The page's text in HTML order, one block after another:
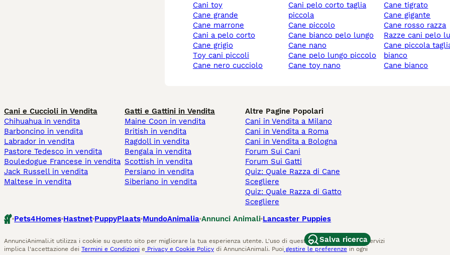
cani toy
cane grande
cane marrone
cani a pelo corto
cane grigio
toy cani piccoli
cane nero cucciolo
cani pelo corto taglia
piccola
cane piccolo
cane bianco pelo lungo
cane nano
cane pelo lungo piccolo
cane toy nano
cane tigrato
cane gigante
cane rosso razza
razze cani pelo
cane piccola taglia
bianco
cane bianco
Salva ricerca
Cani e Cuccioli in Vendita
Chihuahua in vendita
Barboncino in vendita
Labrador in vendita
Pastore Tedesco in vendita
Bouledogue Francese in vendita
Jack Russell in vendita
Maltese in vendita
Gatti e Gattini in Vendita
Maine Coon in vendita
British in vendita
Ragdoll in vendita
Bengala in vendita
Scottish in vendita
Persiano in vendita
Siberiano in vendita
Altre Pagine Popolari
Cani in Vendita a Milano
Cani in Vendita a Roma
Cani in Vendita a Bologna
Forum Sui Cani
Forum Sui Gatti
Quiz: Quale Razza di Cane
Scegliere
Quiz: Quale Razza di Gatto
Scegliere
Pets4Homes Hastnet PuppyPlaats MundoAnimalia Annunci Animali Lancaster Puppies
AnnunciAnimali.it utilizza i cookie su questo sito per migliorare la tua esperienza utente. L'uso di questo sito Web e di altri servizi
implica l'accettazione dei Termini e Condizioni e Privacy e Cookie Policy di AnnunciAnimali. Puoi gestire le preferenze in ogni